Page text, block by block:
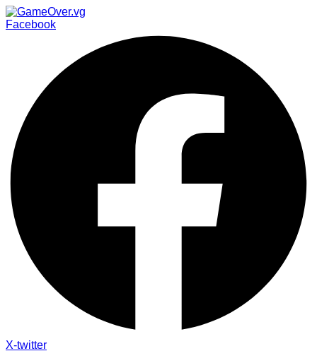
Facebook
X-twitter